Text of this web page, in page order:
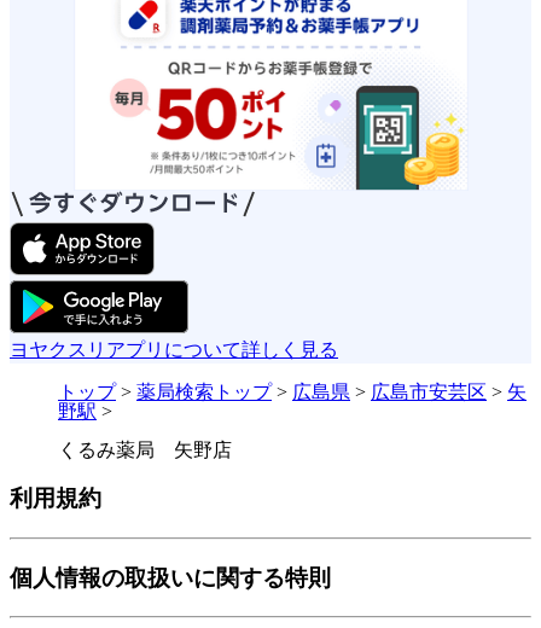
ヨヤクスリアプリについて詳しく見る
トップ> 薬局検索トップ> 広島県 > 広島市安芸区 > 矢
野駅 >
くるみ薬局 矢野店
利用規約
個人情報の取扱いに関する特則